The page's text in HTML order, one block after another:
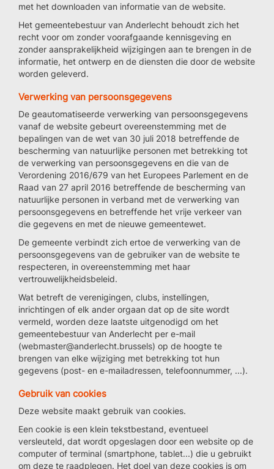
met het downloaden van informatie van de website.
Het gemeentebestuur van Anderlecht behoudt zich het
recht voor om zonder voorafgaande kennisgeving en
zonder aansprakelijkheid wijzigingen aan te brengen in de
informatie, het ontwerp en de diensten die door de website
worden geleverd.
Verwerking van persoonsgegevens
De geautomatiseerde verwerking van persoonsgegevens
vanaf de website gebeurt overeenstemming met de
bepalingen van de wet van 30 juli 2018 betreffende de
bescherming van natuurlijke personen met betrekking tot
de verwerking van persoonsgegevens en die van de
Verordening 2016/679 van het Europees Parlement en de
Raad van 27 april 2016 betreffende de bescherming van
natuurlijke personen in verband met de verwerking van
persoonsgegevens en betreffende het vrije verkeer van
die gegevens en met de nieuwe gemeentewet.
De gemeente verbindt zich ertoe de verwerking van de
persoonsgegevens van de gebruiker van de website te
respecteren, in overeenstemming met haar
vertrouwelijkheidsbeleid.
Wat betreft de verenigingen, clubs, instellingen,
inrichtingen of elk ander orgaan dat op de site wordt
vermeld, worden deze laatste uitgenodigd om het
gemeentebestuur van Anderlecht per e-mail
(webmaster@anderlecht.brussels) op de hoogte te
brengen van elke wijziging met betrekking tot hun
gegevens (post- en e-mailadressen, telefoonnummer, ...).
Gebruik van cookies
Deze website maakt gebruik van cookies.
Een cookie is een klein tekstbestand, eventueel
versleuteld, dat wordt opgeslagen door een website op de
computer of terminal (smartphone, tablet...) die u gebruikt
om deze te raadplegen. Het doel van deze cookies is om